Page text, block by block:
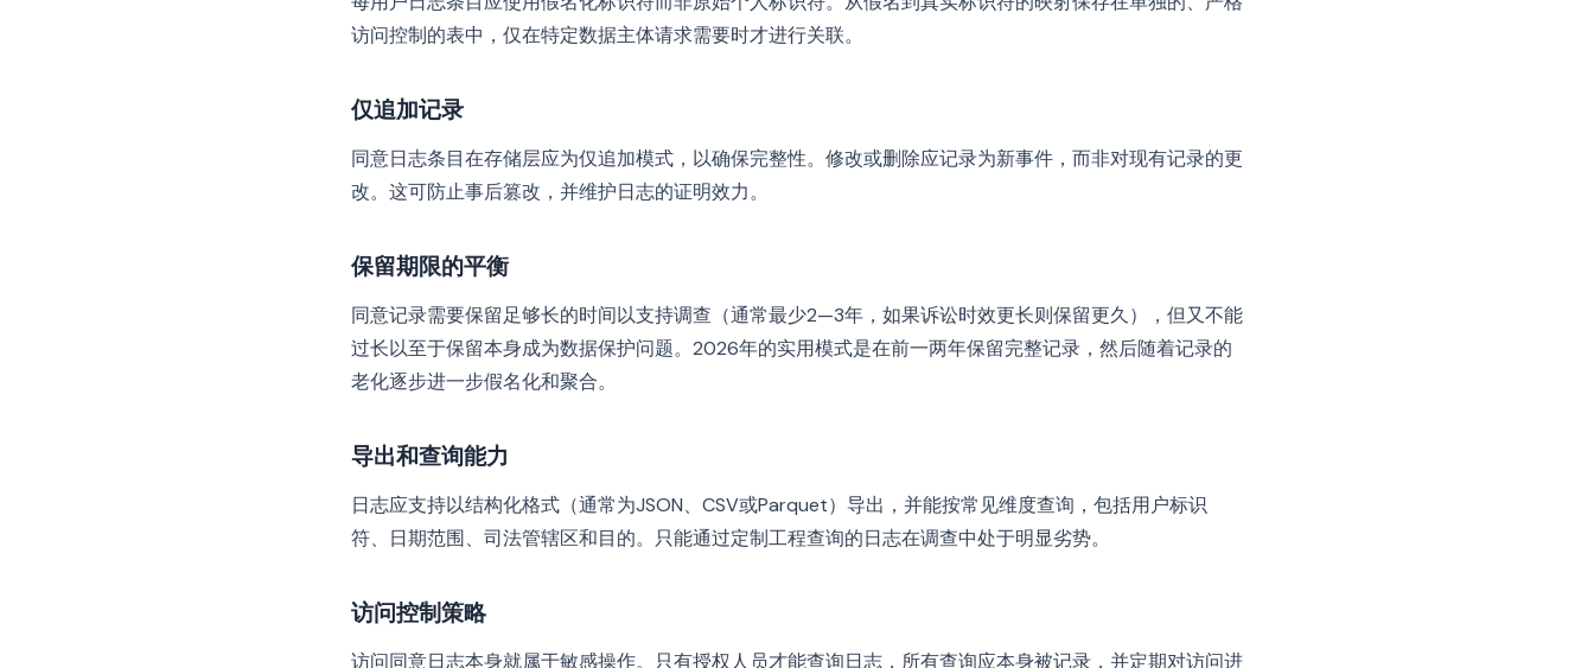
访问控制的表中，仅在特定数据主体请求需要时才进行关联。
仅追加记录
同意日志条目在存储层应为仅追加模式，以确保完整性。修改或删除应记录为新事件，而非对现有记录的更
改。这可防止事后篡改，并维护日志的证明效力。
保留期限的平衡
同意记录需要保留足够长的时间以支持调查（通常最少2—3年，如果诉讼时效更长则保留更久），但又不能
过长以至于保留本身成为数据保护问题。2026年的实用模式是在前一两年保留完整记录，然后随着记录的
老化逐步进一步假名化和聚合。
导出和查询能力
日志应支持以结构化格式（通常为JSON、CSV或Parquet）导出，并能按常见维度查询，包括用户标识
符、日期范围、司法管辖区和目的。只能通过定制工程查询的日志在调查中处于明显劣势。
访问控制策略
访问同意日志本身就属于敏感操作。只有授权人员才能查询日志，所有查询应本身被记录，并定期对访问进